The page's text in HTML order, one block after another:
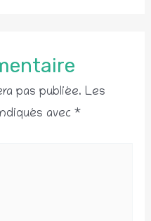
pas publiée. Les
avec*